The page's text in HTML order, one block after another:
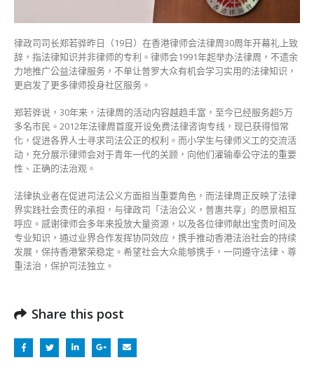
年
正
确
法
观〉
中
律政司司长郑若骅昨日（19日）在香港律师会法律周30周年开幕礼上致
辞，指法律知识并非律师的专利。律师会1991年起举办法律周，不遗余
力地推广公益法律服务，不单让普罗大众有机会学习实用的法律知识，
更启发了更多律师投身社区服务。
郑若骅说，30年来，法律周的活动内容越趋丰富，至今已经服务超5万
多名市民。2012年法律周首度开设免费法律咨询专线，现已获得恒常
化，促进各界人士寻求司法公正的权利。而小学生与律师义工的交流活
动，充分展示律师会对于青年一代的关顾，向他们灌输奉公守法的重要
性、正确的法治观。
法律执业者在促进司法公义方面担当重要角色，而法律周正反映了法律
界实践社会责任的承担，与律政司「法治公义，普惠共享」的愿景相互
呼应。感谢律师会多年来投放大量资源，以及各位律师献出宝贵时间及
专业知识，通过业界合作发挥协同效应，携手推动香港法治社会的持续
发展，保持香港繁荣稳定。希望社会大众能够携手，一同遵守法律、尊
重法治，保护司法独立。
Share this post